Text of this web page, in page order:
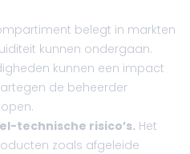
belegt in markten
kunnen ondergaan.
kunnen een impact
de beheerder
technische risico’s. Het
zoals afgeleide